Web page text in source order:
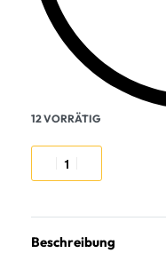
12 VORRÄTIG
Beschreibung